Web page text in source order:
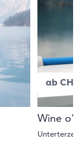
ab
Wine
Unterterzen,